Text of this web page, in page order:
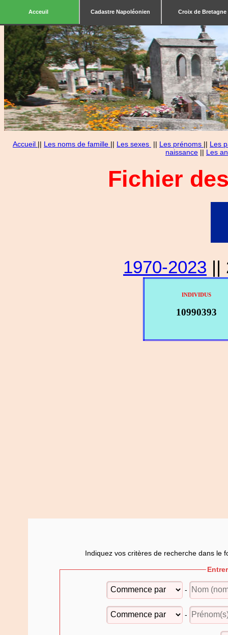
Acceuil Cadastre Napoléonien Croix de Bretagne
Accueil || Les noms de famille || Les sexes || Les prénoms || Les
naissance || Les
Fichier
1970-2023 ||
INDIVIDUS
10990393
Indiquez vos critères de recherche dans le
-
-